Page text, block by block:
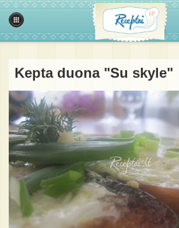
Kepta duona "Su skyle"